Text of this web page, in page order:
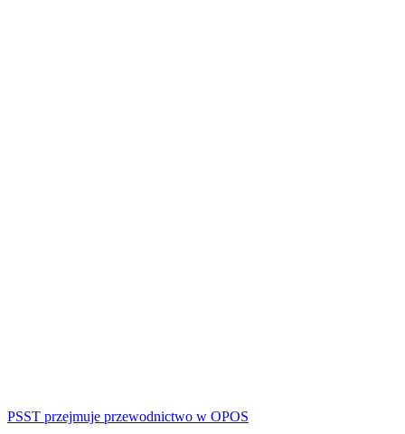
PSST przejmuje przewodnictwo w OPOS